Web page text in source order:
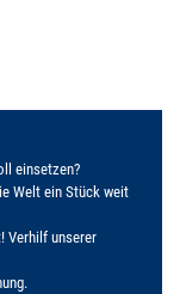
einsetzen?
Welt ein Stück weit
Verhilf unserer